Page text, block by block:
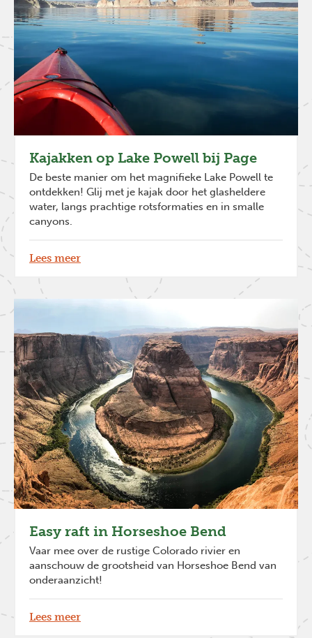
Kajakken op Lake Powell bij Page
De beste manier om het magnifieke Lake Powell te
ontdekken! Glij met je kajak door het glasheldere
water, langs prachtige rotsformaties en in smalle
canyons.
Lees meer
Easy raft in Horseshoe Bend
Vaar mee over de rustige Colorado rivier en
aanschouw de grootsheid van Horseshoe Bend van
onderaanzicht!
Lees meer